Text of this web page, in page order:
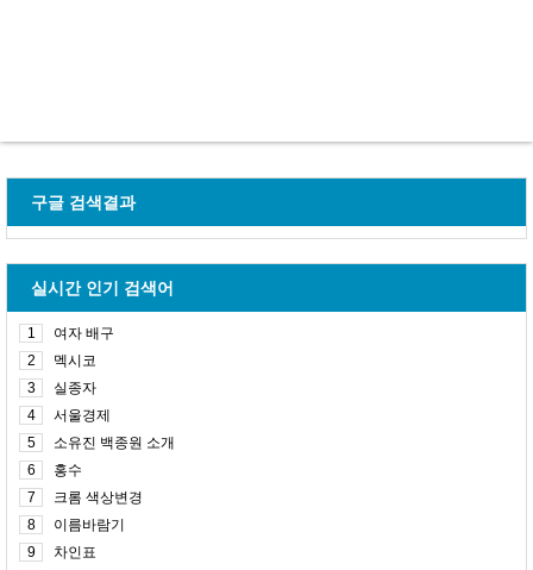
구글 검색결과
실시간 인기 검색어
1
여자 배구
2
멕시코
3
실종자
4
서울경제
5
소유진 백종원 소개
6
홍수
7
크롬 색상변경
8
이름바람기
9
차인표